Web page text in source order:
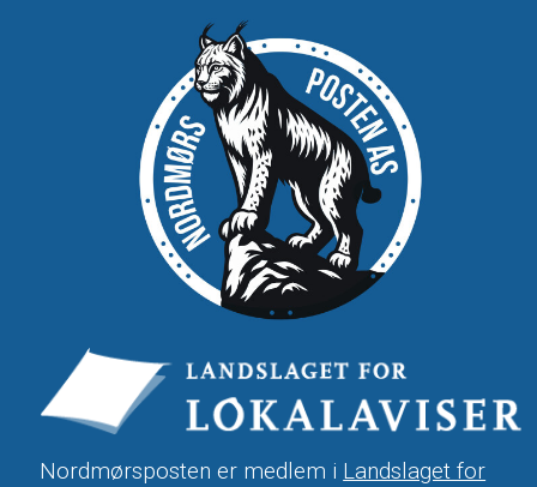
Nordmørsposten er medlem i Landslaget for